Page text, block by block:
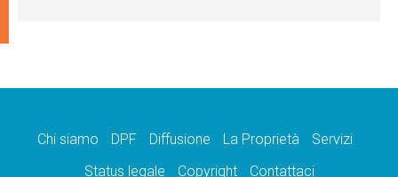
Chi siamo DPF Diffusione La Proprietà
Servizi
Status legale
Copyright Contattaci